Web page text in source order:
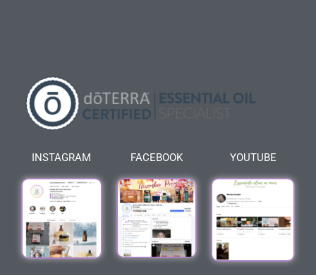
INSTAGRAM FACEBOOK YOUTUBE